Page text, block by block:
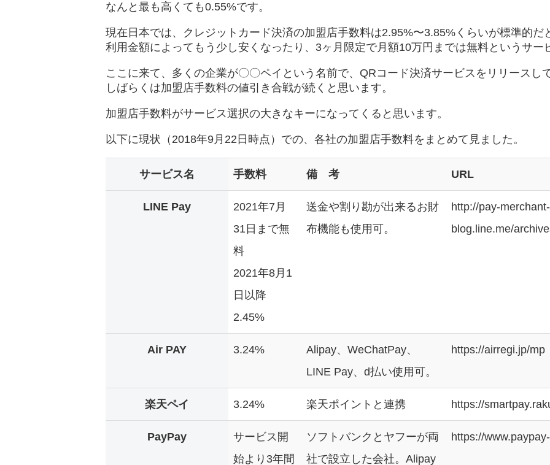
なんと最も高くても0.55%です。
現在日本では、クレジットカード決済の加盟店手数料は2.95%〜3.85%くらいが標準的だ
利用金額によってもう少し安くなったり、3ヶ月限定で月額10万円までは無料というサー
ここに来て、多くの企業が〇〇ペイという名前で、QRコード決済サービスをリリースし
しばらくは加盟店手数料の値引き合戦が続くと思います。
加盟店手数料がサービス選択の大きなキーになってくると思います。
以下に現状（2018年9月22日時点）での、各社の加盟店手数料をまとめて見ました。
サービス名 手数料 備 考 URL
LINE Pay
2021年7月
31日まで無
料
2021年8月1
日以降
2.45%
送金や割り勘が出来るお財
布機能も使用可。
http://pay-merchant-
blog.line.me/
Air PAY 3.24%
Alipay、WeChatPay、
LINE Pay、d払い使用可。
https://airregi.jp/mp
楽天ペイ 3.24% 楽天ポイントと連携 https://
PayPay
サービス開
始より3年間
ソフトバンクとヤフーが両
社で設立した会社。Alipay
https://